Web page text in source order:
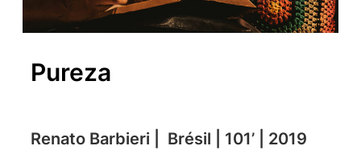
Pureza
Renato Barbieri | Brésil | 101’ | 2019